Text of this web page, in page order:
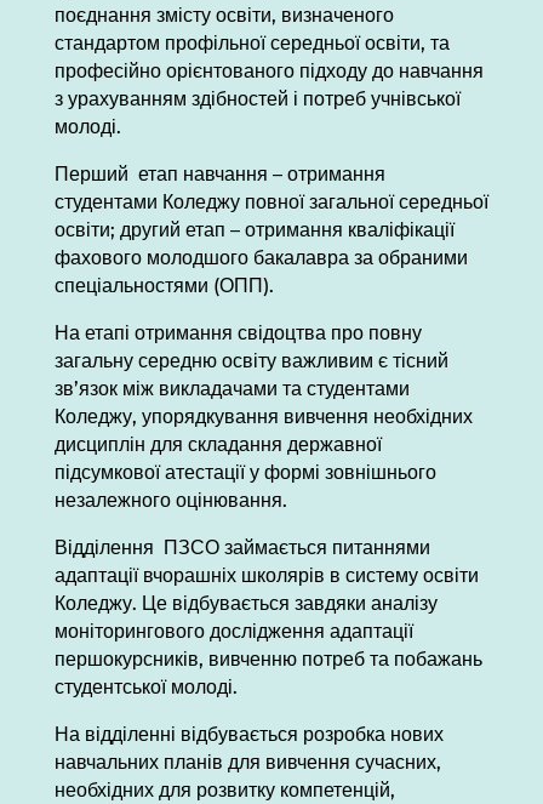
поєднання змісту освіти, визначеного
стандартом профільної середньої освіти, та
професійно орієнтованого підходу до навчання
з урахуванням здібностей і потреб учнівської
молоді.
Перший етап навчання – отримання
студентами Коледжу повної загальної середньої
освіти; другий етап – отримання кваліфікації
фахового молодшого бакалавра за обраними
спеціальностями (ОПП).
На етапі отримання свідоцтва про повну
загальну середню освіту важливим є тісний
зв’язок між викладачами та студентами
Коледжу, упорядкування вивчення необхідних
дисциплін для складання державної
підсумкової атестації у формі зовнішнього
незалежного оцінювання.
Відділення ПЗСО займається питаннями
адаптації вчорашніх школярів в систему освіти
Коледжу. Це відбувається завдяки аналізу
моніторингового дослідження адаптації
першокурсників, вивченню потреб та побажань
студентської молоді.
На відділенні відбувається розробка нових
навчальних планів для вивчення сучасних,
необхідних для розвитку компетенцій,